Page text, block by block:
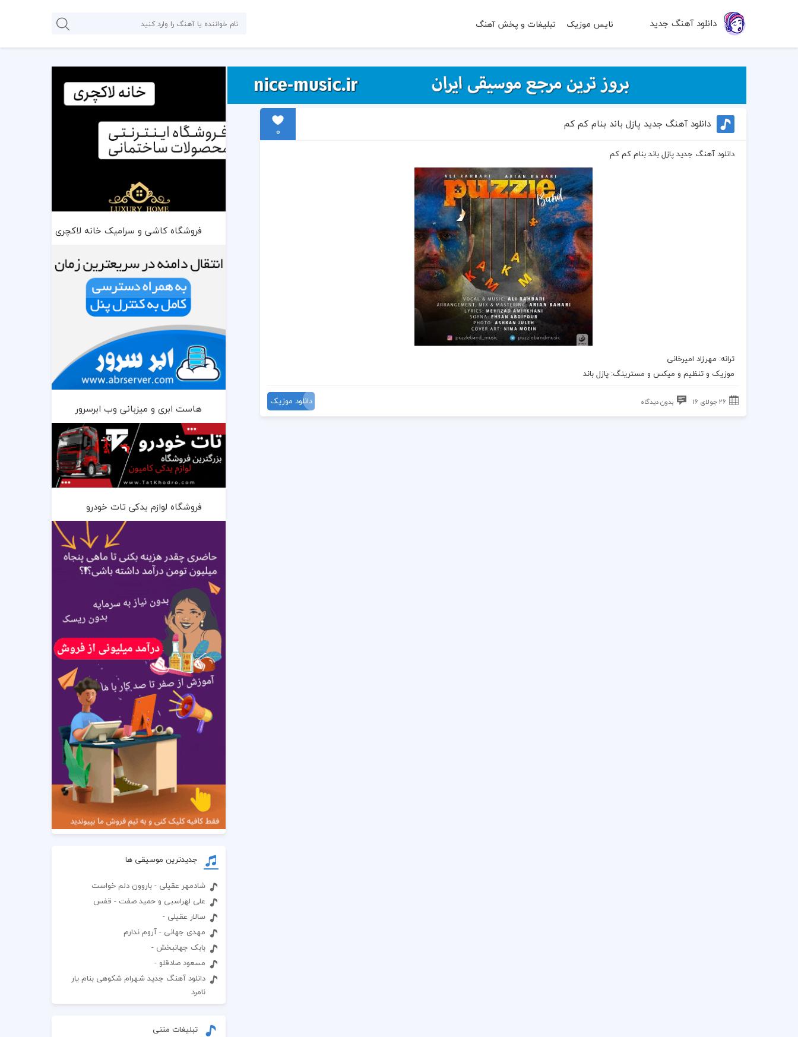
دانلود آهنگ جدید نایس موزیک تبلیغات و پخش آهنگ
دانلود آهنگ جدید پازل باند بنام کم کم
0
دانلود آهنگ جدید پازل باند بنام کم کم
ترانه: مهرزاد امیرخانی
موزیک و تنظیم و میکس و مسترینگ:پازل باند
26 جولای 16 بدون دیدگاه دانلود موزیک
فروشگاه کاشی و سرامیک خانه لاکچری
هاست ابری و میزبانی وب ابرسرور
فروشگاه لوازم یدکی تات خودرو
جدیدترین موسیقی ها
شادمهر عقیلی - باروون دلم خواست
علی لهراسبی و حمید صفت - قفس
سالار عقیلی -
مهدی جهانی - آروم ندارم
بابک جهانبخش -
مسعود صادقلو -
دانلود آهنگ جدید شهرام شکوهی بنام یار
نامرد
تبلیغات متنی